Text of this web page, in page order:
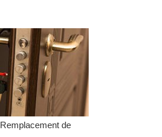
Remplacement de